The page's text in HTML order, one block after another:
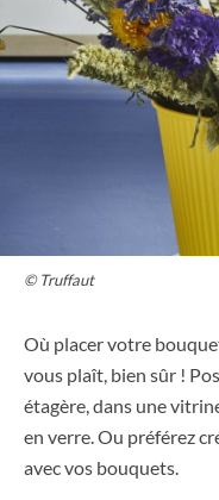
© Truffaut
Où placer votre
vous plaît, bien sûr !
étagère, dans une
en verre. Ou préférez
avec vos bouquets.